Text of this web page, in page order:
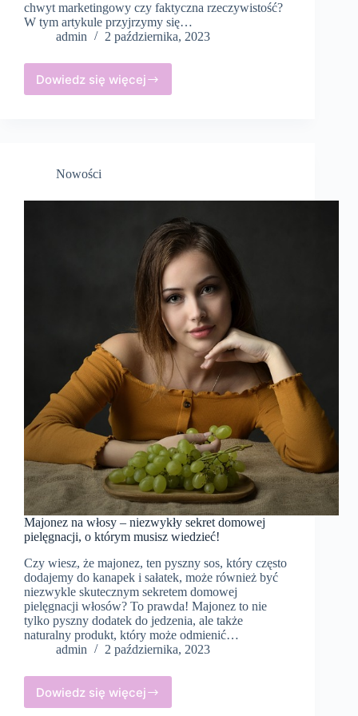
chwyt marketingowy czy faktyczna rzeczywistość?
W tym artykule przyjrzymy się…
admin
2 października, 2023
Dowiedz się więcej
Suszarka,
mit
Odkrywamy
Nowości
Majonez na włosy – niezwykły sekret domowej
pielęgnacji, o którym musisz wiedzieć!
Czy wiesz, że majonez, ten pyszny sos, który często
dodajemy do kanapek i sałatek, może również być
niezwykle skutecznym sekretem domowej
pielęgnacji włosów? To prawda! Majonez to nie
tylko pyszny dodatek do jedzenia, ale także
naturalny produkt, który może odmienić…
admin
2 października, 2023
Dowiedz się więcej
Majonez